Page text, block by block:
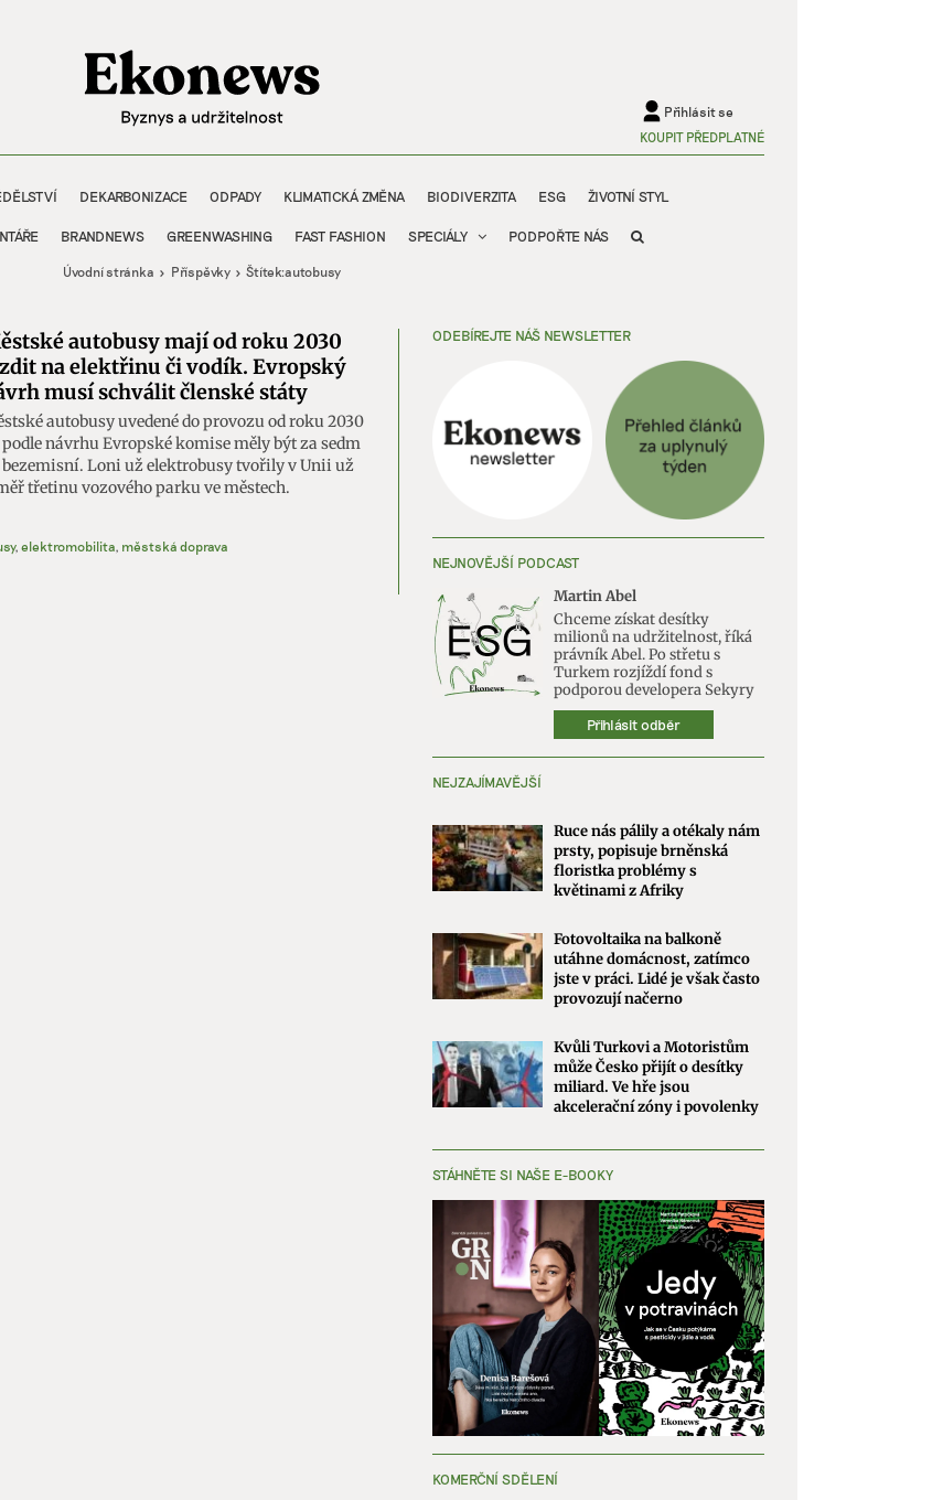
Přihlásit se
KOUPIT PŘEDPLATNÉ
DEKARBONIZACE ODPADY KLIMATICKÁ ZMĚNA BIODIVERZITA ESG ŽIVOTNÍ STYL
BRANDNEWS GREENWASHING FAST FASHION SPECIÁLY PODPOŘTE NÁS
Úvodní stránka Příspěvky Štítek:autobusy
autobusy mají od roku 2030
na elektřinu či vodík. Evropský
musí schválit členské státy
autobusy uvedené do provozu od roku 2030
návrhu Evropské komise měly být za sedm
bezemisní. Loni už elektrobusy tvořily v Unii už
třetinu vozového parku ve městech.
, elektromobilita, městská doprava
ODEBÍREJTE NÁŠ NEWSLETTER
NEJNOVĚJŠÍ PODCAST
Martin Abel
Chceme získat desítky
milionů na udržitelnost, říká
právník Abel. Po střetu s
Turkem rozjíždí fond s
podporou developera Sekyry
Přihlásit odběr
NEJZAJÍMAVĚJŠÍ
Ruce nás pálily a otékaly nám
prsty, popisuje brněnská
floristka problémy s
květinami z Afriky
Fotovoltaika na balkoně
utáhne domácnost, zatímco
jste v práci. Lidé je však často
provozují načerno
Kvůli Turkovi a Motoristům
může Česko přijít o desítky
miliard. Ve hře jsou
akcelerační zóny i povolenky
STÁHNĚTE SI NAŠE E-BOOKY
KOMERČNÍ SDĚLENÍ